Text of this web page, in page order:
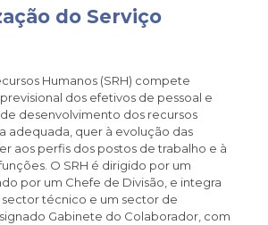
do Serviço
Humanos (SRH) compete
dos efetivos de pessoal e
desenvolvimento dos recursos
adequada, quer à evolução das
aos perfis dos postos de trabalho e à
O SRH é dirigido por um
por um Chefe de Divisão, e integra
técnico e um sector de
Gabinete do Colaborador, com